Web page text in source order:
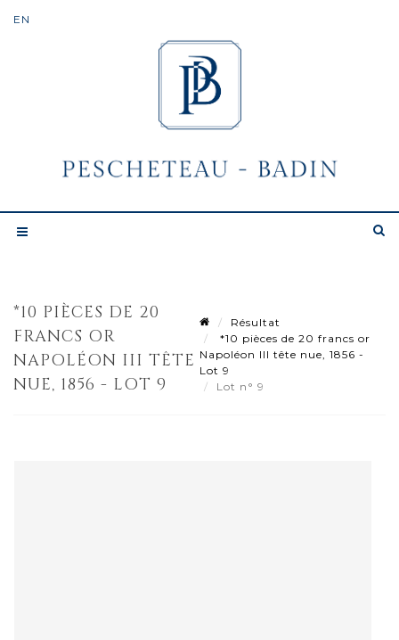
*10 PIÈCES DE 20
FRANCS OR
NAPOLÉON III TÊTE
NUE, 1856 - LOT 9
Résultat
*10 pièces de 20 francs or
Napoléon III tête nue, 1856 -
Lot 9
Lot n° 9